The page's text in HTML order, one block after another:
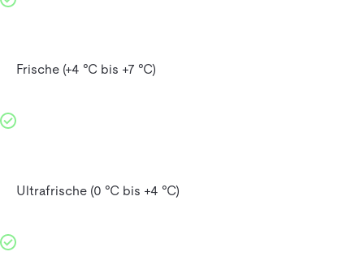
Frische (+4 °C bis +7 °C)
Ultrafrische (0 °C bis +4 °C)